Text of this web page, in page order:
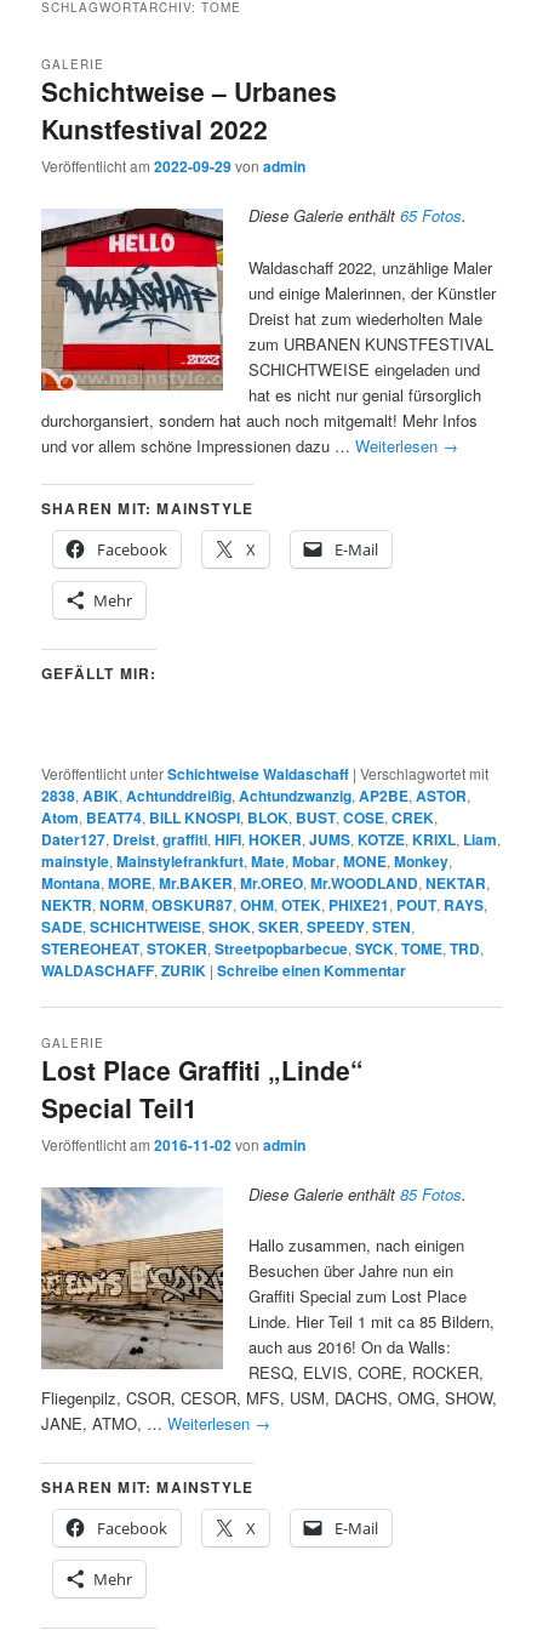
SCHLAGWORTARCHIV:TOME
Schichtweise – Urbanes
Kunstfestival 2022
GALERIE
Veröffentlicht am2022-09-29vonadmin
Diese Galerie enthält65 Fotos.
Waldaschaff 2022, unzählige Maler
und einige Malerinnen, der Künstler
Dreist hat zum wiederholten Male
zum URBANEN KUNSTFESTIVAL
SCHICHTWEISE eingeladen und
hat es nicht nur genial fürsorglich
durchorgansiert, sondern hat auch noch mitgemalt! Mehr Infos
und vor allem schöne Impressionen dazu …Weiterlesen →
SHAREN MIT: MAINSTYLE
Facebook
X E-Mail
Mehr
GEFÄLLT MIR:
Veröffentlicht unterSchichtweise Waldaschaff |Verschlagwortet mit
2838,ABIK,Achtunddreißig,Achtundzwanzig,AP2BE,ASTOR,
Atom, BEAT74, BILL KNOSPI, BLOK, BUST,COSE,CREK,
Dater127, Dreist,graffiti,HIFI,HOKER,JUMS,KOTZE,KRIXL, Liam,
mainstyle,Mainstylefrankfurt,Mate,Mobar,MONE,Monkey,
Montana,MORE,Mr.BAKER,Mr.OREO,Mr.WOODLAND,NEKTAR,
NEKTR,NORM,OBSKUR87,OHM,OTEK, PHIXE21, POUT, RAYS,
SADE,SCHICHTWEISE,SHOK,SKER,SPEEDY,STEN,
STEREOHEAT,STOKER,Streetpopbarbecue,SYCK,TOME,TRD,
WALDASCHAFF,ZURIK |Schreibe einen Kommentar
Lost Place Graffiti „Linde“
Special Teil1
GALERIE
Veröffentlicht am2016-11-02vonadmin
Diese Galerie enthält85 Fotos.
Hallo zusammen, nach einigen
Besuchen über Jahre nun ein
Graffiti Special zum Lost Place
Linde. Hier Teil 1 mit ca 85 Bildern,
auch aus 2016! On da Walls:
RESQ, ELVIS, CORE, ROCKER,
Fliegenpilz, CSOR, CESOR, MFS, USM, DACHS, OMG, SHOW,
JANE, ATMO, …Weiterlesen →
SHAREN MIT: MAINSTYLE
Facebook
X E-Mail
Mehr